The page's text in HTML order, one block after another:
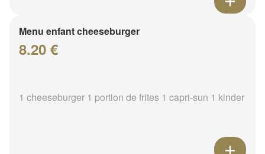
Menu enfant cheeseburger
8.20 €
1 cheeseburger 1 portion de frites 1 capri-sun 1 kinder